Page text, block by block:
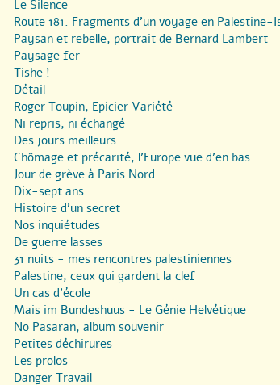
Le Silence
Route 181. Fragments d’un voyage en Palestine-
Paysan et rebelle, portrait de Bernard Lambert
Paysage fer
Tishe !
Détail
Roger Toupin, Epicier Variété
Ni repris, ni échangé
Des jours meilleurs
Chômage et précarité, l’Europe vue d’en bas
Jour de grève à Paris Nord
Dix-sept ans
Histoire d’un secret
Nos inquiétudes
De guerre lasses
31 nuits - mes rencontres palestiniennes
Palestine, ceux qui gardent la clef
Un cas d’école
Mais im Bundeshuus - Le Génie Helvétique
No Pasaran, album souvenir
Petites déchirures
Les prolos
Danger Travail